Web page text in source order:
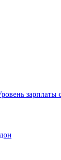
зарплаты